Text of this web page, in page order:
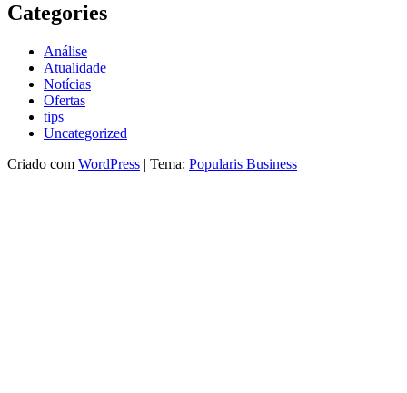
Categories
Análise
Atualidade
Notícias
Ofertas
tips
Uncategorized
Criado com WordPress | Tema: Popularis Business